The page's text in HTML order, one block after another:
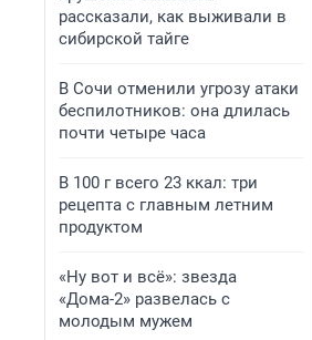
рассказали, как выживали в
сибирской тайге
В Сочи отменили угрозу атаки
беспилотников: она длилась
почти четыре часа
В 100 г всего 23 ккал: три
рецепта с главным летним
продуктом
«Ну вот и всё»: звезда
«Дома-2» развелась с
молодым мужем